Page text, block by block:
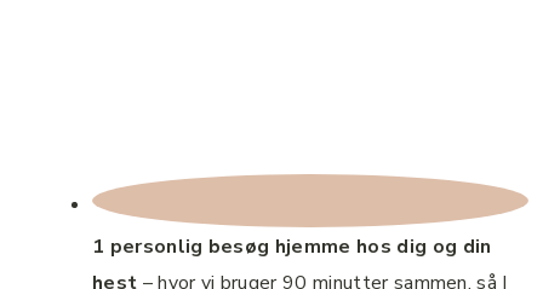
1 personlig besøg hjemme hos dig og din
hest – hvor vi bruger 90 minutter sammen, så I